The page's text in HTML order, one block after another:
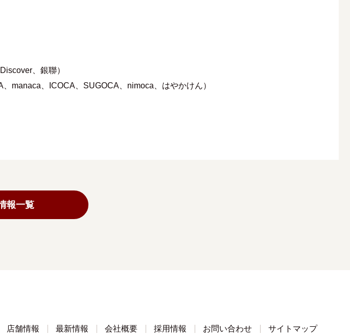
、銀聯）
manaca、ICOCA、SUGOCA、nimoca、はやかけん）
報一覧
店舗情報 最新情報 会社概要 採用情報 お問い合わせ サイトマップ